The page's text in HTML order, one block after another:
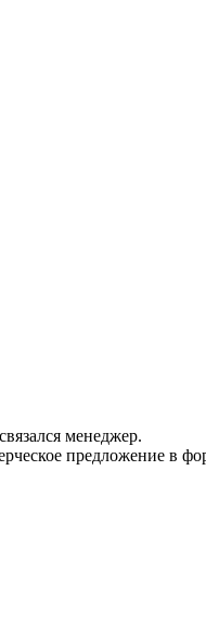
менеджер.
предложение в